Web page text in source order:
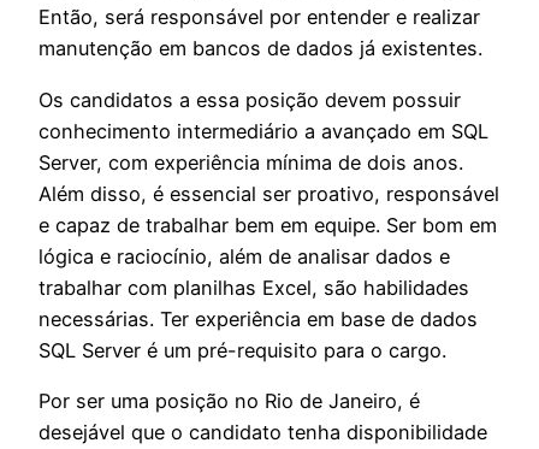
Então, será responsável por entender e realizar
manutenção em bancos de dados já existentes.
Os candidatos a essa posição devem possuir
conhecimento intermediário a avançado em SQL
Server, com experiência mínima de dois anos.
Além disso, é essencial ser proativo, responsável
e capaz de trabalhar bem em equipe. Ser bom em
lógica e raciocínio, além de analisar dados e
trabalhar com planilhas Excel, são habilidades
necessárias. Ter experiência em base de dados
SQL Server é um pré-requisito para o cargo.
Por ser uma posição no Rio de Janeiro, é
desejável que o candidato tenha disponibilidade